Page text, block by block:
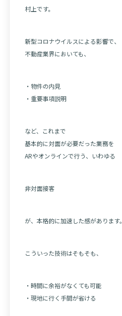
村上です。
新型コロナウイルスによる影響で、
不動産業界においても、
・物件の内見
・重要事項説明
など、これまで
基本的に対面が必要だった業務を
ARやオンラインで行う、いわゆる
非対面接客
が、本格的に加速した感があります。
こういった技術はそもそも、
・時間に余裕がなくても可能
・現地に行く手間が省ける